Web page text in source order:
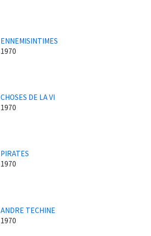
ENNEMISINTIMES
1970
CHOSES DE LA VI
1970
PIRATES
1970
ANDRE TECHINE
1970